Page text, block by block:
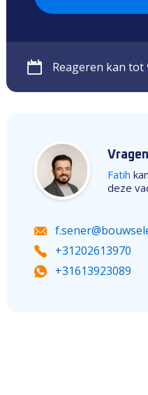
Reageren kan tot
Fatih
deze
+31202613970
+31613923089